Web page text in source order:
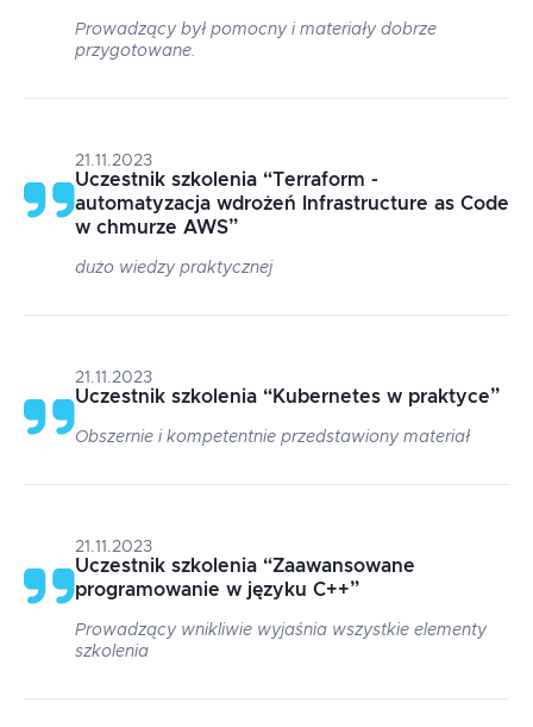
Prowadzący był pomocny i materiały dobrze
przygotowane.
21.11.2023
Uczestnik szkolenia “Terraform -
automatyzacja wdrożeń Infrastructure as Code
w chmurze AWS”
dużo wiedzy praktycznej
21.11.2023
Uczestnik szkolenia “Kubernetes w praktyce”
Obszernie i kompetentnie przedstawiony materiał
21.11.2023
Uczestnik szkolenia “Zaawansowane
programowanie w języku C++”
Prowadzący wnikliwie wyjaśnia wszystkie elementy
szkolenia